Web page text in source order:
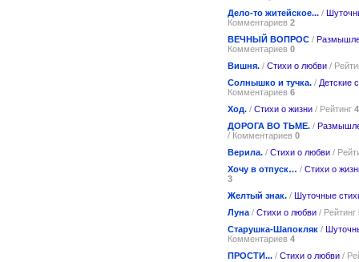
Дело-то житейское... /
Комментариев 2
ВЕЧНЫЙ ВОПРОС /
Комментариев 0
Вишня. / Стихи о любви /
Солнышко и тучка. / Детские
Комментариев 6
Ход. / Стихи о жизни / Рейтинг 4
ДОРОГА ВО ТЬМЕ. /
/ Комментариев 0
Верила. / Стихи о любви /
Хочу в отпуск… / Стихи о
3
Желтый знак. / Шуточные
Луна / Стихи о любви / Рейтинг
Старушка-Шапокляк /
Комментариев 4
ПРОСТИ... / Стихи о любви /